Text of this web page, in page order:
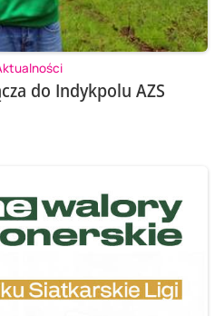
do Indykpolu AZS